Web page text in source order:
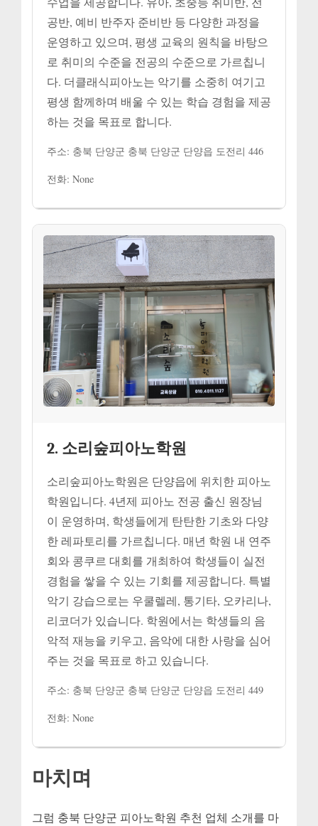
공반, 예비 반주자 준비반 등 다양한 과정을
운영하고 있으며, 평생 교육의 원칙을 바탕으
로 취미의 수준을 전공의 수준으로 가르칩니
다. 더클래식피아노는 악기를 소중히 여기고
평생 함께하며 배울 수 있는 학습 경험을 제공
하는 것을 목표로 합니다.
주소: 충북 단양군 충북 단양군 단양읍 도전리 446
전화: None
2. 소리숲피아노학원
소리숲피아노학원은 단양읍에 위치한 피아노
학원입니다. 4년제 피아노 전공 출신 원장님
이 운영하며, 학생들에게 탄탄한 기초와 다양
한 레파토리를 가르칩니다. 매년 학원 내 연주
회와 콩쿠르 대회를 개최하여 학생들이 실전
경험을 쌓을 수 있는 기회를 제공합니다. 특별
악기 강습으로는 우쿨렐레, 통기타, 오카리나,
리코더가 있습니다. 학원에서는 학생들의 음
악적 재능을 키우고, 음악에 대한 사랑을 심어
주는 것을 목표로 하고 있습니다.
주소: 충북 단양군 충북 단양군 단양읍 도전리 449
전화: None
마치며
그럼 충북 단양군 피아노학원 추천 업체 소개를 마